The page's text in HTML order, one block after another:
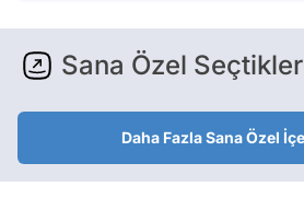
Sana Özel
Daha Fazla Sana Özel